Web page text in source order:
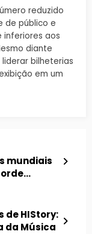
reduzido
de público e
inferiores aos
diante
liderar bilheterias
em um
mundiais
de HIStory:
da Música